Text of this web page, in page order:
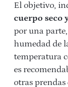
El objetivo,
cuerpo seco
por una
humedad de
temperatura
es
otras prendas